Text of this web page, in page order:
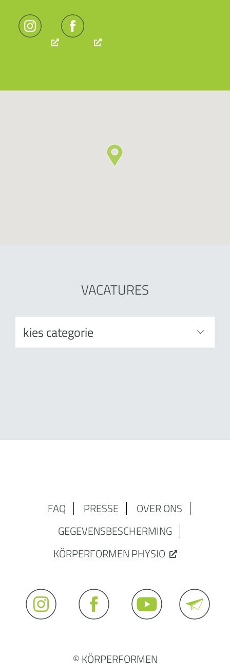
VACATURES
FAQ PRESSE
OVER ONS
GEGEVENSBESCHERMING
KÖRPERFORMEN PHYSIO
© KÖRPERFORMEN